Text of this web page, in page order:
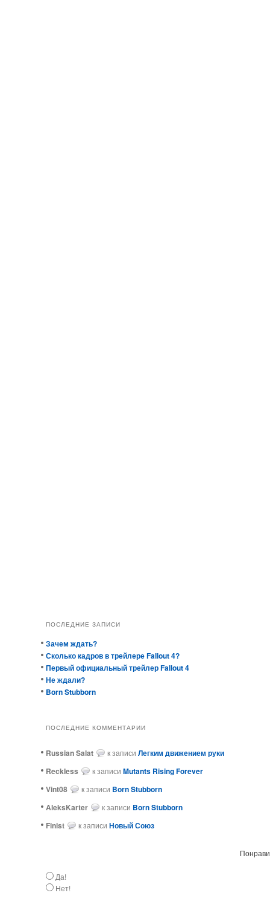
ПОСЛЕДНИЕ ЗАПИСИ
Зачем ждать?
Сколько кадров в трейлере Fallout 4?
Первый официальный трейлер Fallout 4
Не ждали?
Born Stubborn
ПОСЛЕДНИЕ КОММЕНТАРИИ
Russian Salat к записи Легким движением руки
ReckIess
к записи Mutants Rising Forever
Vint08
к записи Born Stubborn
AleksKarter
к записи Born Stubborn
Finist
к записи Новый Союз
Да!
Нет!